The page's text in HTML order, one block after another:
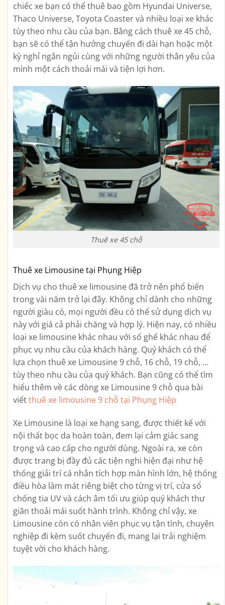
chiếc xe bạn có thể thuê bao gồm Hyundai Universe,
Thaco Universe, Toyota Coaster và nhiều loại xe khác
tùy theo nhu cầu của bạn. Bằng cách thuê xe 45 chỗ,
bạn sẽ có thể tận hưởng chuyến đi dài hạn hoặc một
kỳ nghỉ ngắn ngủi cùng với những người thân yêu của
mình một cách thoải mái và tiện lợi hơn.
Thuê xe 45 chỗ
Thuê xe Limousine tại Phụng Hiệp
Dịch vụ cho thuê xe limousine đã trở nên phổ biến
trong vài năm trở lại đây. Không chỉ dành cho những
người giàu có, mọi người đều có thể sử dụng dịch vụ
này với giá cả phải chăng và hợp lý. Hiện nay, có nhiều
loại xe limousine khác nhau với số ghế khác nhau để
phục vụ nhu cầu của khách hàng. Quý khách có thể
lựa chọn thuê xe Limousine 9 chỗ, 16 chỗ, 19 chỗ, …
tùy theo nhu cầu của quý khách. Bạn cũng có thể tìm
hiểu thêm về các dòng xe Limousine 9 chỗ qua bài
viếtthuê xe limousine 9 chỗ tại Phụng Hiệp
Xe Limousine là loại xe hạng sang, được thiết kế với
nội thất bọc da hoàn toàn, đem lại cảm giác sang
trọng và cao cấp cho người dùng. Ngoài ra, xe còn
được trang bị đầy đủ các tiện nghi hiện đại như hệ
thống giải trí cá nhân tích hợp màn hình lớn, hệ thống
điều hòa làm mát riêng biệt cho từng vị trí, cửa sổ
chống tia UV và cách âm tối ưu giúp quý khách thư
giãn thoải mái suốt hành trình. Không chỉ vậy, xe
Limousine còn có nhân viên phục vụ tận tình, chuyên
nghiệp đi kèm suốt chuyến đi, mang lại trải nghiệm
tuyệt vời cho khách hàng.